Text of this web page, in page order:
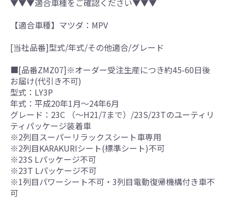
【適合車種】マツダ：MPV
[当社品番]型式/年式/その他適合/グレード
■[品番ZMZ07]※オーダー受注生産につき約45-60日後
お届け(代引き不可)
型式：LY3P
年式：平成20年1月～24年6月
グレード：23C （～H21/7まで）/23S/23Tのユーティリ
ティパッケージ装着車
※2列目スーパーリラックスシート車専用
※2列目KARAKURIシート(標準シート)不可
※23S Lパッケージ不可
※23T Lパッケージ不可
※1列目パワーシート不可・3列目電動復帰機構付き車不
可